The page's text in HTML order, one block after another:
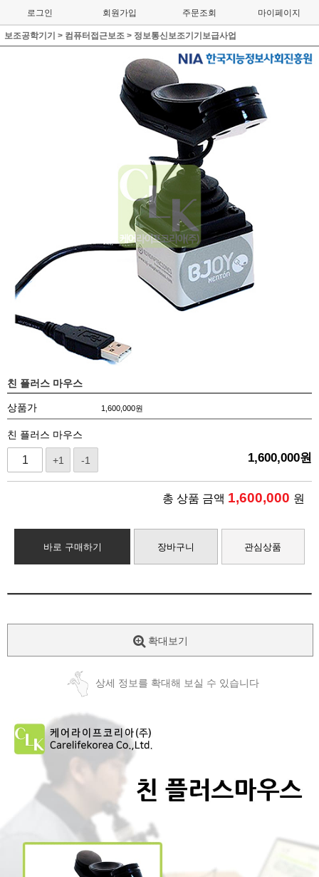
로그인 회원가입 주문조회 마이페이지
보조공학기기 > 컴퓨터접근보조 > 정보통신보조기기보급사업
친 플러스 마우스
상품가 1,600,000원
친 플러스 마우스
+1 -1 1,600,000원
총 상품 금액 1,600,000 원
바로 구매하기 장바구니 관심상품
확대보기
상세 정보를 확대해 보실 수 있습니다